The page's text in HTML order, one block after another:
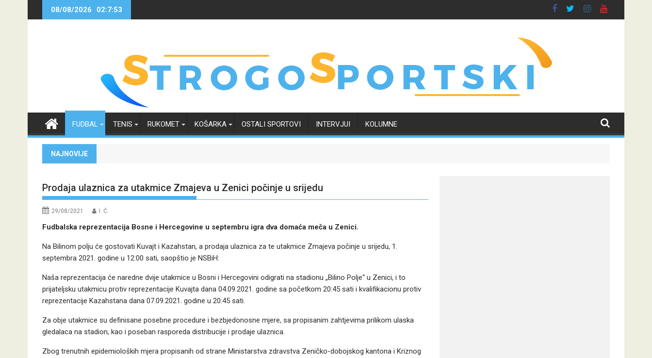
08/08/2026 02:7:54
FUDBAL TENIS RUKOMET KOŠARKA OSTALI SPORTOVI INTERVJUI KOLUMNE
NAJNOVIJE
Prodaja ulaznica za utakmice Zmajeva u Zenici počinje u srijedu
29/08/2021 I. Ć.
Fudbalska reprezentacija Bosne i Hercegovine u septembru igra dva domaća meča u Zenici.
Na Bilinom polju će gostovati Kuvajt i Kazahstan, a prodaja ulaznica za te utakmice Zmajeva počinje u srijedu, 1.
septembra 2021. godine u 12:00 sati, saopštio je NSBiH:
Naša reprezentacija će naredne dvije utakmice u Bosni i Hercegovini odigrati na stadionu „Bilino Polje“ u Zenici, i to
prijateljsku utakmicu protiv reprezentacije Kuvajta dana 04.09.2021. godine sa početkom 20:45 sati i kvalifikacionu protiv
reprezentacije Kazahstana dana 07.09.2021. godine u 20:45 sati.
Za obje utakmice su definisane posebne procedure i bezbjedonosne mjere, sa propisanim zahtjevima prilikom ulaska
gledalaca na stadion, kao i poseban rasporeda distribucije i prodaje ulaznica.
Zbog trenutnih epidemioloških mjera propisanih od strane Ministarstva zdravstva Zeničko-dobojskog kantona i Kriznog